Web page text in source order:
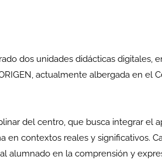
dos unidades didácticas digitales,
actualmente albergada en el
del centro, que busca integrar el
contextos reales y significativos.
alumnado en la comprensión y